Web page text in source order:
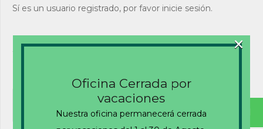
Sí es un usuario registrado, por favor inicie sesión.
Acceso de usuarios
Nombre de usuario o correo electrónico
Oficina Cerrada por
vacaciones
Nuestra oficina permanecerá cerrada
×